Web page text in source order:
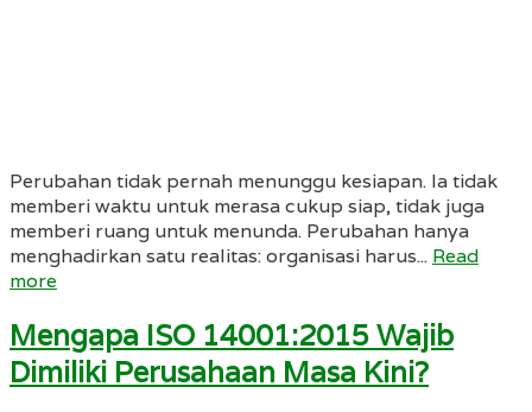
Perubahan tidak pernah menunggu kesiapan. Ia tidak
memberi waktu untuk merasa cukup siap, tidak juga
memberi ruang untuk menunda. Perubahan hanya
menghadirkan satu realitas: organisasi harus... Read
more
Mengapa ISO 14001:2015 Wajib
Dimiliki Perusahaan Masa Kini?